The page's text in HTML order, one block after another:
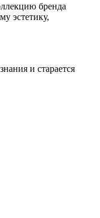
бренда
эстетику,
и старается